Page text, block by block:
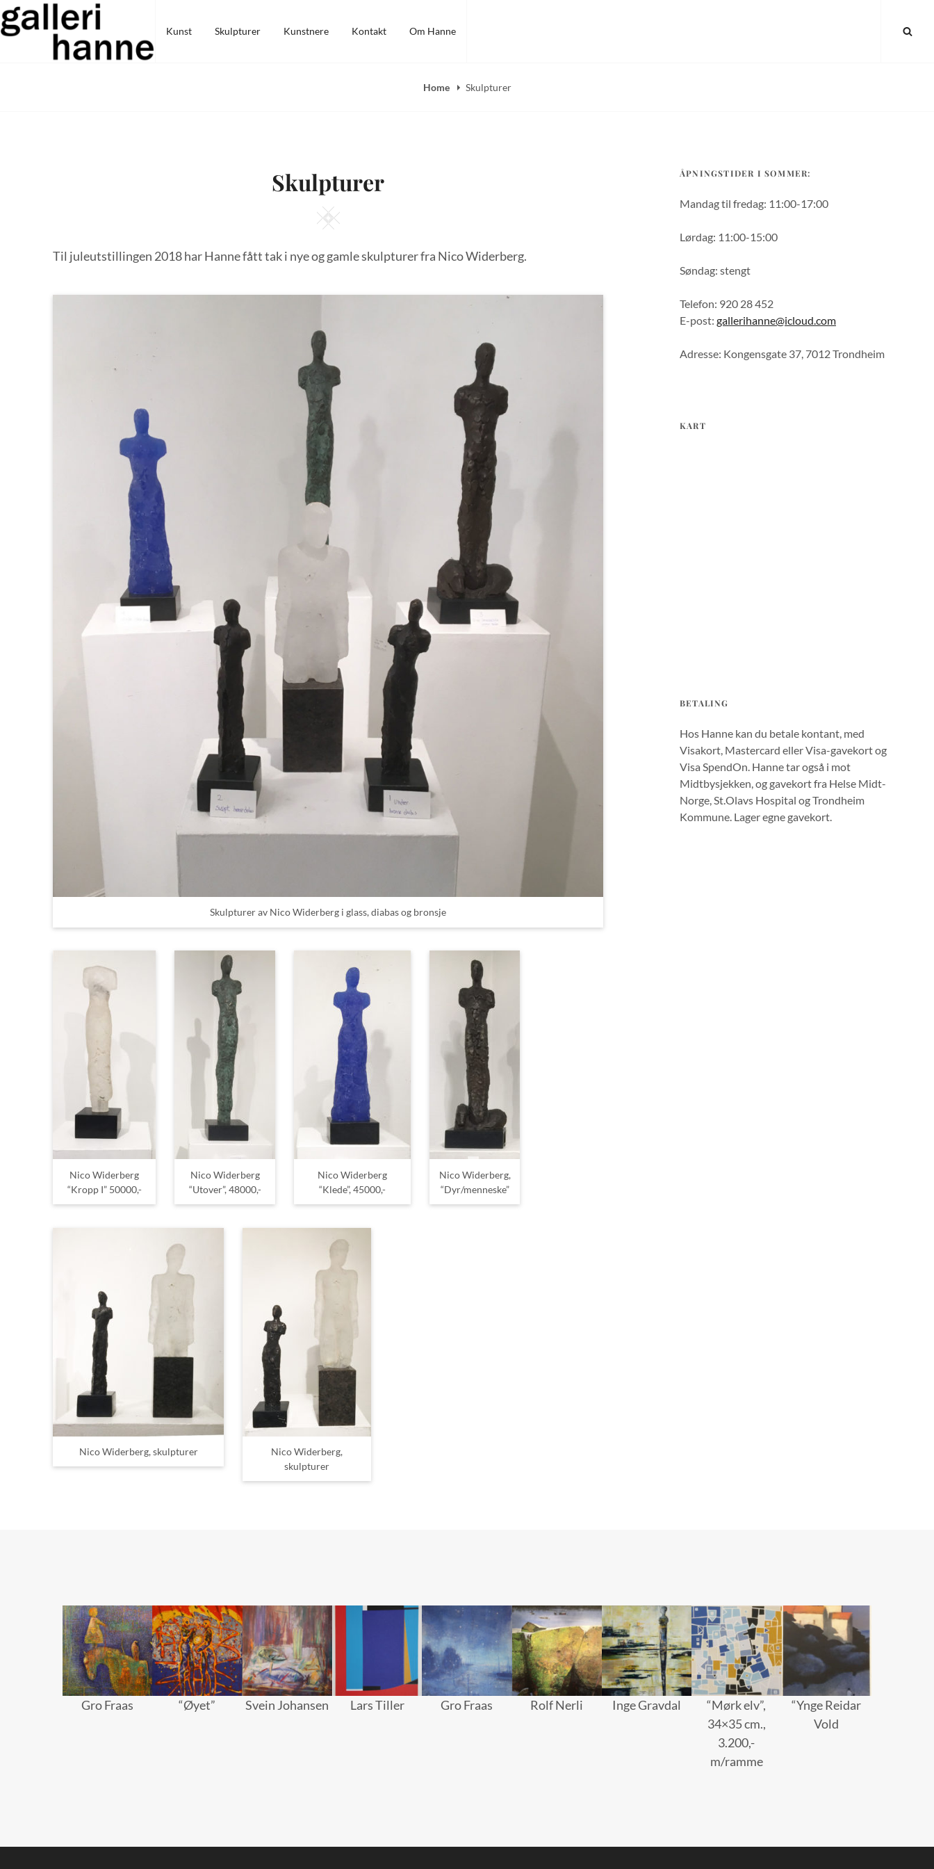
Skip
toGalleri Hanne
Kunst Skulpturer Kunstnere Kontakt Om Hanne
Home Skulpturer
Skulpturer
Square
Til juleutstillingen 2018 har Hanne fått tak i nye og gamle skulpturer fra Nico Widerberg.
Skulpturer av Nico Widerberg i glass, diabas og bronsje
Nico Widerberg
“Kropp I” 50000,-
Nico Widerberg
“Utover”, 48000,-
Nico Widerberg
“Klede”, 45000,-
Nico Widerberg,
“Dyr/menneske”
Nico Widerberg, skulpturer
Nico Widerberg,
skulpturer
ÅPNINGSTIDER I SOMMER:
Mandag til fredag: 11:00-17:00
Lørdag: 11:00-15:00
Søndag: stengt
Telefon: 920 28 452
E-post: gallerihanne@icloud.com
Adresse: Kongensgate 37, 7012 Trondheim
KART
BETALING
Hos Hanne kan du betale kontant, med
Visakort, Mastercard eller Visa-gavekort og
Visa SpendOn. Hanne tar også i mot
Midtbysjekken, og gavekort fra Helse Midt-
Norge, St.Olavs Hospital og Trondheim
Kommune. Lager egne gavekort.
Gro Fraas “Øyet” Svein Johansen Lars Tiller Gro Fraas Rolf Nerli Inge Gravdal
“Mørk elv”,
34×35 cm.,
3.200,-
m/ramme
“Ynge Reidar
Vold